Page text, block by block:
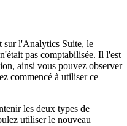
sur l'Analytics Suite, le
n'était pas comptabilisée. Il l'est
ainsi vous pouvez observer
commencé à utiliser ce
les deux types de
utiliser le nouveau